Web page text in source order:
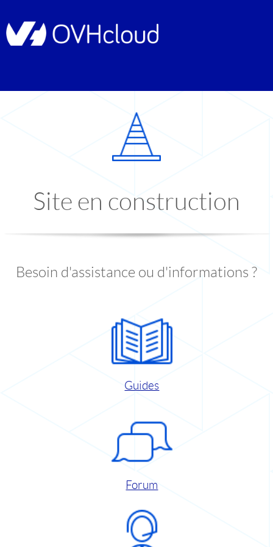
Site en construction
Besoin d'assistance ou d'informations ?
Guides
Forum